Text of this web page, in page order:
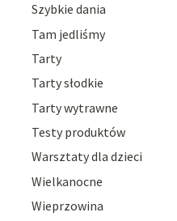
Szybkie dania
Tam jedliśmy
Tarty
Tarty słodkie
Tarty wytrawne
Testy produktów
Warsztaty dla dzieci
Wielkanocne
Wieprzowina